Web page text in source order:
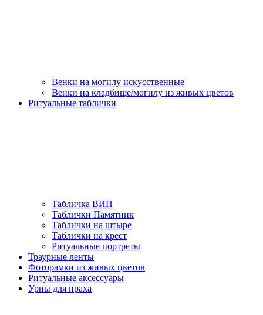
Венки на могилу искусственные
Венки на кладбище/могилу из живых цветов
Ритуальные таблички
Табличка ВИП
Таблички Памятник
Таблички на штыре
Таблички на крест
Ритуальные портреты
Траурные ленты
Фоторамки из живых цветов
Ритуальные аксессуары
Урны для праха